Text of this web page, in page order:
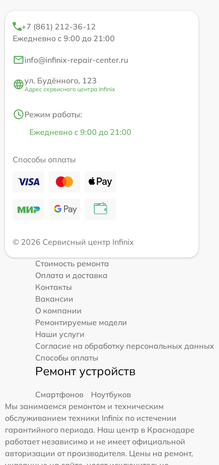
+7 (861) 212-36-12
Ежедневно с 9:00 до 21:00
info@infinix-repair-center.ru
ул. Будённого, 123
Адрес сервисного центра Infinix
Режим работы:
Ежедневно с 9:00 до 21:00
Способы оплаты
© 2026 Сервисный центр Infinix
Стоимость ремонта
Оплата и доставка
Контакты
Вакансии
О компании
Ремонтируемые модели
Наши услуги
Согласие на обработку персональных данных
Способы оплаты
Ремонт устройств
Смартфонов
Ноутбуков
Мы занимаемся ремонтом и техническим
обслуживанием техники Infinix по истечении
гарантийного периода. Наш центр в Краснодаре
работает независимо и не имеет официальной
авторизации от производителя. Цены на ремонт,